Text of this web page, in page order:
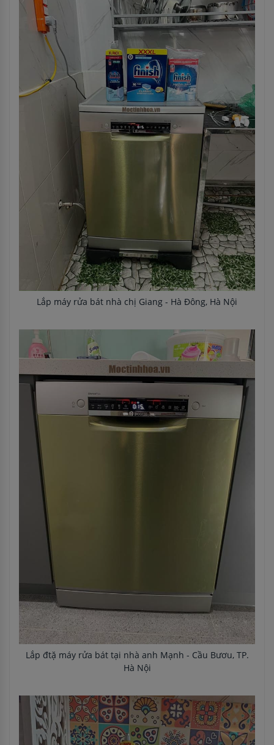
Lắp máy rửa bát nhà chị Giang - Hà Đông, Hà Nội
Lắp đtặ máy rửa bát tại nhà anh Mạnh - Cầu Bươu, TP.
Hà Nội